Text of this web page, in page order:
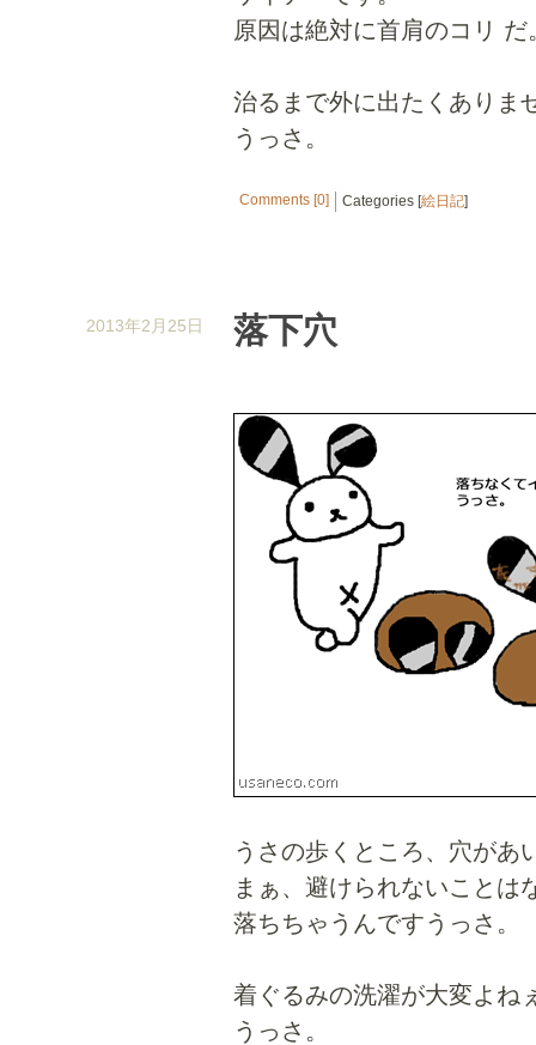
原因は絶対に首肩のコリ だ
治るまで外に出たくありま
うっさ。
Comments [0] Categories [絵日記]
2013年2月25日 落下穴
うさの歩くところ、穴があ
まぁ、避けられないことは
落ちちゃうんですうっさ。
着ぐるみの洗濯が大変よね
うっさ。